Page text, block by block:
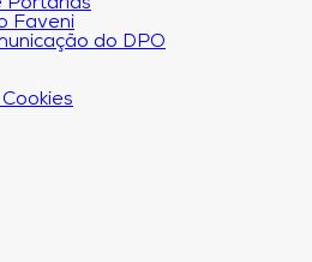
Faveni
do DPO